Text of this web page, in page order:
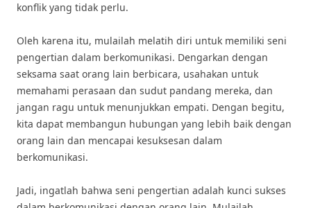
konflik yang tidak perlu.
Oleh karena itu, mulailah melatih diri untuk memiliki seni
pengertian dalam berkomunikasi. Dengarkan dengan
seksama saat orang lain berbicara, usahakan untuk
memahami perasaan dan sudut pandang mereka, dan
jangan ragu untuk menunjukkan empati. Dengan begitu,
kita dapat membangun hubungan yang lebih baik dengan
orang lain dan mencapai kesuksesan dalam
berkomunikasi.
Jadi, ingatlah bahwa seni pengertian adalah kunci sukses